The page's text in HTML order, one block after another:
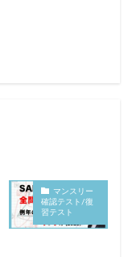
マンスリー
確認テスト/復
習テスト